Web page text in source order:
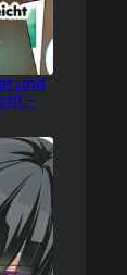
und
–